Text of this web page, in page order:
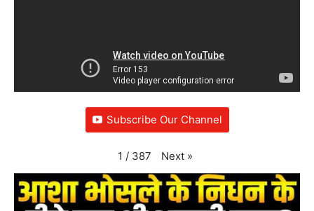
Subscribe Our Channel
1 / 387 Next »